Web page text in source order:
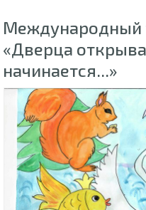
Международный
«Дверца
начинается...»